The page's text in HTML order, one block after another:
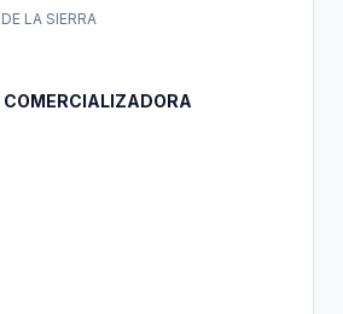
LA SIERRA
COMERCIALIZADORA